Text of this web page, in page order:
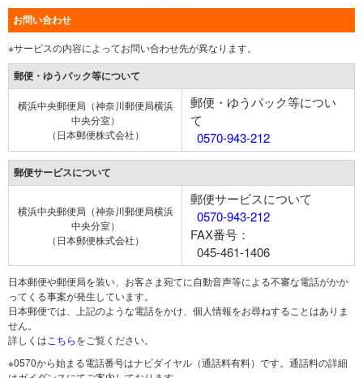
お問い合わせ
※サービスの内容によってお問い合わせ先が異なります。
郵便・ゆうパック等について
横浜中央郵便局（神奈川郵便局横浜
中央分室）
（日本郵便株式会社）
郵便・ゆうパック等につい
て
0570-943-212
郵便サービスについて
横浜中央郵便局（神奈川郵便局横浜
中央分室）
（日本郵便株式会社）
郵便サービスについて
0570-943-212
FAX番号：
045-461-1406
日本郵便や郵便局を装い、お客さま宛てに自動音声等による不審な電話がかか
ってくる事案が発生しています。
日本郵便では、上記のような電話をかけ、個人情報をお尋ねすることはありま
せん。
詳しくは こちらをご覧ください。
※0570から始まる電話番号はナビダイヤル（通話料有料）です。通話料の詳細